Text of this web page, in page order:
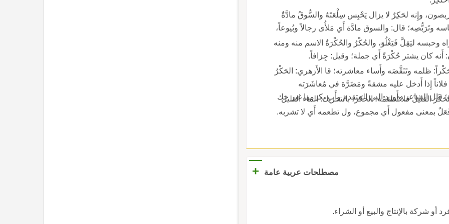
وإِنه لحَكِرٌ لا يزال يَحْبِس سِلْعَتَهُ والسُّوقُ مادَّةٌ
وتَرَبُّصِه؛ قال: والسوق مادَّة أَي مَلأُى رجالاً وبُيوعاً،
وحبسه ليَقِلَّ فَيَغْلُوَ، والحُكْرُ والحُكْرَةُ الاسم منه ومنه
أَنه كان يشتر حُكْرَةً أَي جملة؛ وقيل: جِزافاً.
ظلمه وتَنَقَّصَه وأَساء معاشرته؛ قا الأَزهري: الحَكْرُ
إِذا أَدخل عليه مشقةً ومَضَرَّة في مُعاشَرَته
الشاعر وأَورد البي المتقدم وأَب يكرمها غير حك
القليلَ فلا تَطعَمُه؛ الحكر، بالتحريك: الماء القليل
فَعَلٌ بمعنى مفعول أَي مجموع، ول تطعمه أَي لا تشربه.
مصطلحات عربية عامة
+
شركة بالإنتاج والبيع أو الشراء.